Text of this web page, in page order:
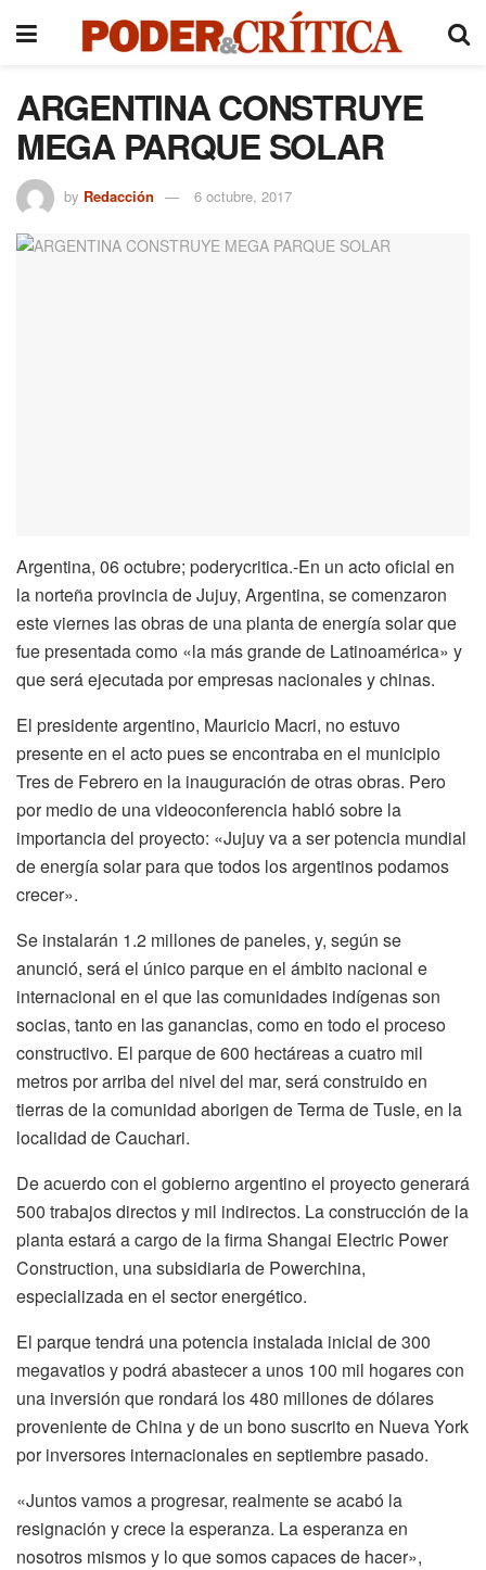
ARGENTINA CONSTRUYE
MEGA PARQUE SOLAR
by Redacción 6 octubre, 2017
Argentina, 06 octubre; poderycritica.-En un acto oficial en
la norteña provincia de Jujuy, Argentina, se comenzaron
este viernes las obras de una planta de energía solar que
fue presentada como «la más grande de Latinoamérica» y
que será ejecutada por empresas nacionales y chinas.
El presidente argentino, Mauricio Macri, no estuvo
presente en el acto pues se encontraba en el municipio
Tres de Febrero en la inauguración de otras obras. Pero
por medio de una videoconferencia habló sobre la
importancia del proyecto: «Jujuy va a ser potencia mundial
de energía solar para que todos los argentinos podamos
crecer».
Se instalarán 1.2 millones de paneles, y, según se
anunció, será el único parque en el ámbito nacional e
internacional en el que las comunidades indígenas son
socias, tanto en las ganancias, como en todo el proceso
constructivo. El parque de 600 hectáreas a cuatro mil
metros por arriba del nivel del mar, será construido en
tierras de la comunidad aborigen de Terma de Tusle, en la
localidad de Cauchari.
De acuerdo con el gobierno argentino el proyecto generará
500 trabajos directos y mil indirectos. La construcción de la
planta estará a cargo de la firma Shangai Electric Power
Construction, una subsidiaria de Powerchina,
especializada en el sector energético.
El parque tendrá una potencia instalada inicial de 300
megavatios y podrá abastecer a unos 100 mil hogares con
una inversión que rondará los 480 millones de dólares
proveniente de China y de un bono suscrito en Nueva York
por inversores internacionales en septiembre pasado.
«Juntos vamos a progresar, realmente se acabó la
resignación y crece la esperanza. La esperanza en
nosotros mismos y lo que somos capaces de hacer»,